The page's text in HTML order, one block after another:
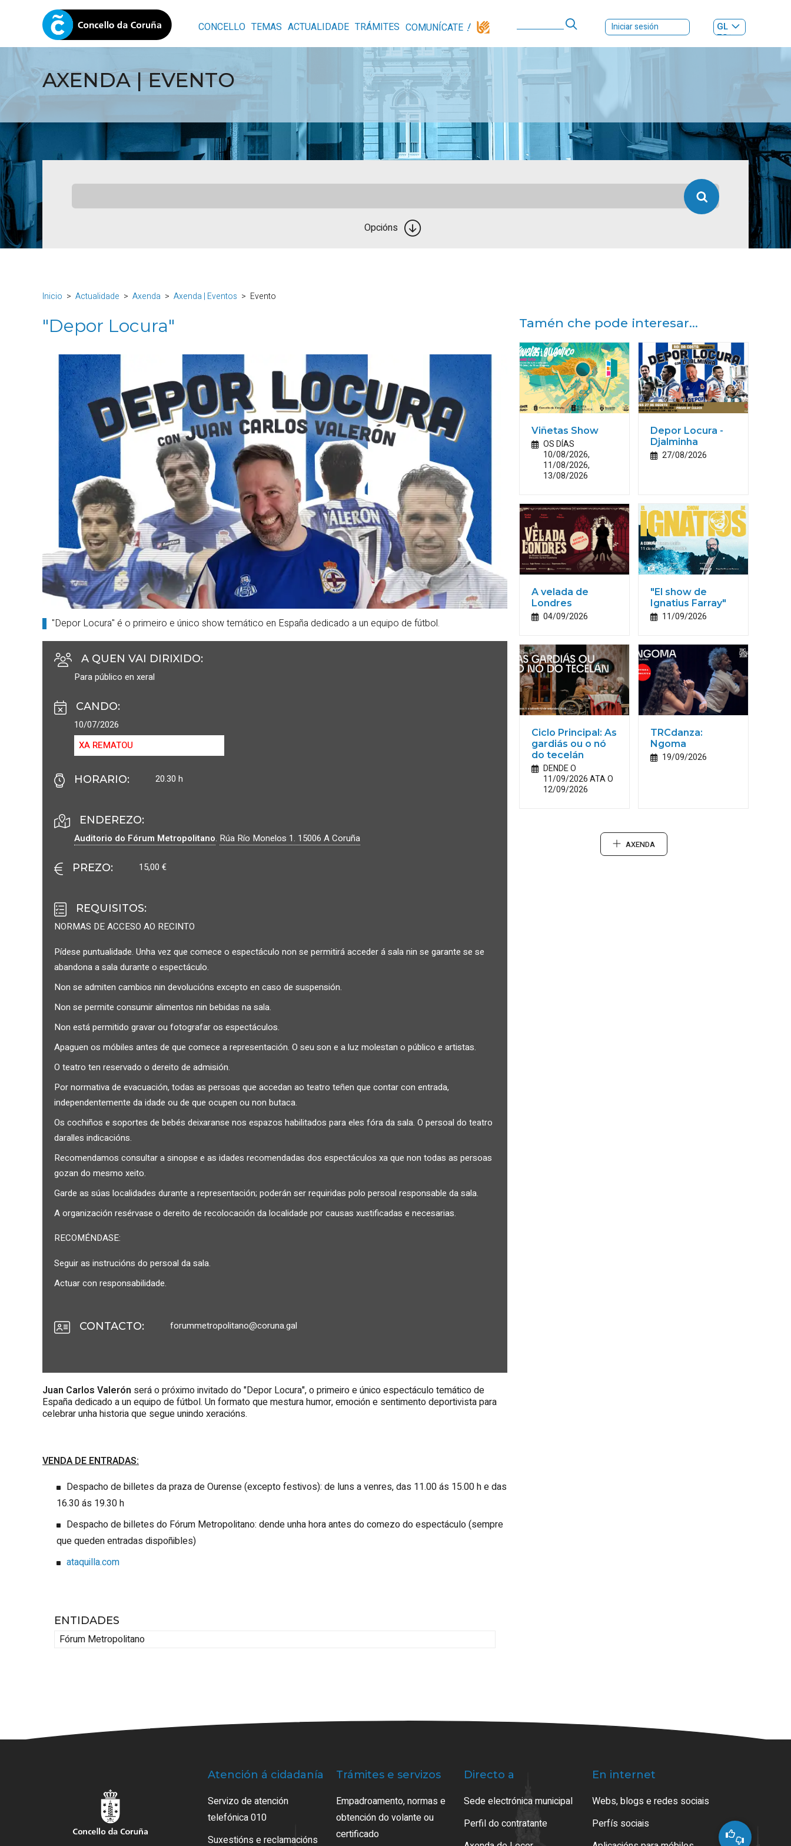
CONCELLO TEMAS ACTUALIDADE TRÁMITES COMUNÍCATE Iniciar sesión
GL
ES|
AXENDA | EVENTO
Opcións
Inicio Actualidade Axenda Axenda | Eventos Evento
"Depor Locura"
"Depor Locura" é o primeiro e único show temático en España dedicado a un equipo de fútbol.
A QUEN VAI DIRIXIDO:
Para público en xeral
CANDO:
10/07/2026
XA REMATOU
HORARIO: 20.30 h
ENDEREZO:
Auditorio do Fórum Metropolitano. Rúa Río Monelos 1. 15006 A Coruña
PREZO: 15,00 €
REQUISITOS:
NORMAS DE ACCESO AO RECINTO
Pídese puntualidade. Unha vez que comece o espectáculo non se permitirá acceder á sala nin se garante se se
abandona a sala durante o espectáculo.
Non se admiten cambios nin devolucións excepto en caso de suspensión.
Non se permite consumir alimentos nin bebidas na sala.
Non está permitido gravar ou fotografar os espectáculos.
Apaguen os móbiles antes de que comece a representación. O seu son e a luz molestan o público e artistas.
O teatro ten reservado o dereito de admisión.
Por normativa de evacuación, todas as persoas que accedan ao teatro teñen que contar con entrada,
independentemente da idade ou de que ocupen ou non butaca.
Os cochiños e soportes de bebés deixaranse nos espazos habilitados para eles fóra da sala. O persoal do teatro
daralles indicacións.
Recomendamos consultar a sinopse e as idades recomendadas dos espectáculos xa que non todas as persoas
gozan do mesmo xeito.
Garde as súas localidades durante a representación; poderán ser requiridas polo persoal responsable da sala.
A organización resérvase o dereito de recolocación da localidade por causas xustificadas e necesarias.
RECOMÉNDASE:
Seguir as instrucións do persoal da sala.
Actuar con responsabilidade.
CONTACTO: forummetropolitano@coruna.gal
Juan Carlos Valerón será o próximo invitado do "Depor Locura", o primeiro e único espectáculo temático de
España dedicado a un equipo de fútbol. Un formato que mestura humor, emoción e sentimento deportivista para
celebrar unha historia que segue unindo xeracións.
VENDA DE ENTRADAS:
Despacho de billetes da praza de Ourense (excepto festivos): de luns a venres, das 11.00 ás 15.00 h e das
16.30 ás 19.30 h
Despacho de billetes do Fórum Metropolitano: dende unha hora antes do comezo do espectáculo (sempre
que queden entradas dispoñibles)
ataquilla.com
ENTIDADES
Fórum Metropolitano
Tamén che pode interesar...
Viñetas Show
OS DÍAS
10/08/2026,
11/08/2026,
13/08/2026
Depor Locura -
Djalminha
27/08/2026
A velada de
Londres
04/09/2026
"El show de
Ignatius Farray"
11/09/2026
Ciclo Principal: As
gardiás ou o nó
do tecelán
DENDE O
11/09/2026 ATA O
12/09/2026
TRCdanza:
Ngoma
19/09/2026
AXENDA
Atención á cidadanía
Servizo de atención
telefónica 010
Suxestións e reclamacións
Trámites e servizos
Empadroamento, normas e
obtención do volante ou
certificado
Directo a
Sede electrónica municipal
Perfil do contratante
En internet
Webs, blogs e redes sociais
Perfís sociais